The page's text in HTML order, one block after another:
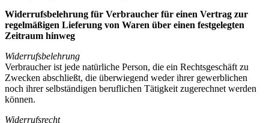
Widerrufsbelehrung für Verbraucher für einen Vertrag zur
regelmäßigen Lieferung von Waren über einen festgelegten
Zeitraum hinweg
Widerrufsbelehrung
Verbraucher ist jede natürliche Person, die ein Rechtsgeschäft zu
Zwecken abschließt, die überwiegend weder ihrer gewerblichen
noch ihrer selbständigen beruflichen Tätigkeit zugerechnet werden
können.
Widerrufsrecht